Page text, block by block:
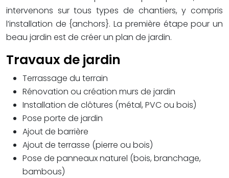
intervenons sur tous types de chantiers, y compris
l’installation de {anchors}. La première étape pour un
beau jardin est de créer un plan de jardin.
Travaux de jardin
Terrassage du terrain
Rénovation ou création murs de jardin
Installation de clôtures (métal, PVC ou bois)
Pose porte de jardin
Ajout de barrière
Ajout de terrasse (pierre ou bois)
Pose de panneaux naturel (bois, branchage,
bambous)